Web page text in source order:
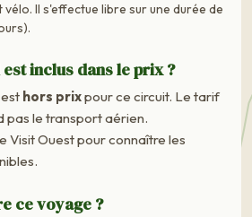
Il s'effectue libre sur une durée de
inclus dans le prix ?
hors prixpour ce circuit. Le tarif
pas le transport aérien.
Visit Ouest pour connaître les
ce voyage ?